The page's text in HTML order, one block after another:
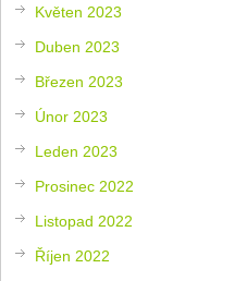
Květen 2023
Duben 2023
Březen 2023
Únor 2023
Leden 2023
Prosinec 2022
Listopad 2022
Říjen 2022